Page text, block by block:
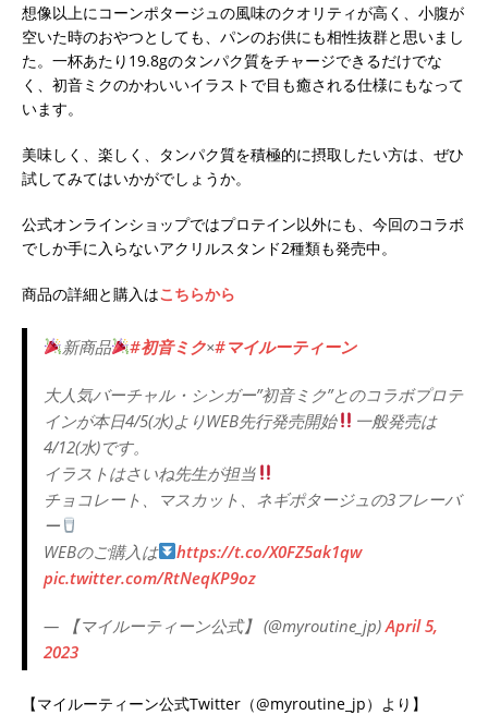
想像以上にコーンポタージュの風味のクオリティが高く、小腹が
空いた時のおやつとしても、パンのお供にも相性抜群と思いまし
た。一杯あたり19.8gのタンパク質をチャージできるだけでな
く、初音ミクのかわいいイラストで目も癒される仕様にもなって
います。
美味しく、楽しく、タンパク質を積極的に摂取したい方は、ぜひ
試してみてはいかがでしょうか。
公式オンラインショップではプロテイン以外にも、今回のコラボ
でしか手に入らないアクリルスタンド2種類も発売中。
商品の詳細と購入はこちらから
新商品 #初音ミク×#マイルーティーン
大人気バーチャル・シンガー”初音ミク”とのコラボプロテ
インが本日4/5(水)よりWEB先行発売開始
一般発売は
4/12(水)です。
イラストはさいね先生が担当
チョコレート、マスカット、ネギポタージュの3フレーバ
ー
WEBのご購入は
https://t.co/X0FZ5ak1qw
pic.twitter.com/RtNeqKP9oz
— 【マイルーティーン公式】 (@myroutine_jp)April 5,
2023
【マイルーティーン公式Twitter（@myroutine_jp）より】